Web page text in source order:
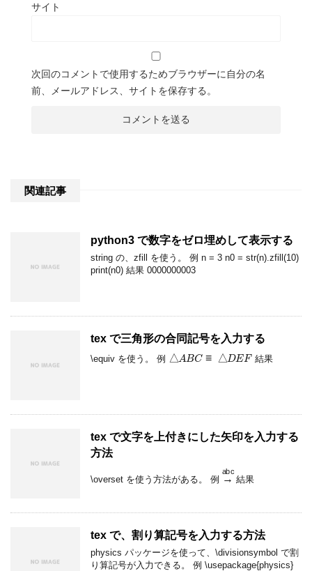
サイト
次回のコメントで使用するためブラウザーに自分の名
前、メールアドレス、サイトを保存する。
関連記事
python3 で数字をゼロ埋めして表示する
string の、zfill を使う。 例 n = 3 n0 = str(n).zfill(10)
print(n0) 結果 0000000003
tex で三角形の合同記号を入力する
\equiv を使う。 例
△ A BC D EF
結果
tex で文字を上付きにした矢印を入力する
方法
\overset を使う方法がある。 例
→abc
結果
tex で、割り算記号を入力する方法
physics パッケージを使って、\divisionsymbol で割
り算記号が入力できる。 例 \usepackage{physics}